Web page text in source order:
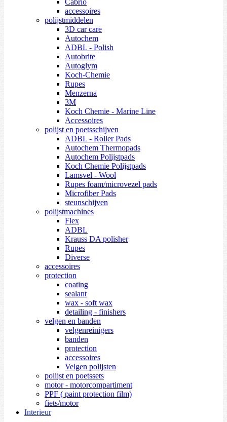
accessoires
polijstmiddelen
3D car care
Autochem
ADBL - Polish
Autobrite
Autoglym
Koch-Chemie
Rupes
Menzerna
3M
Koch Chemie - Marine Line
Accessoires
polijst en poetsschijven
ADBL - Roller Pads
Autochem Thermopads
Autochem Polijstpads
Koch Chemie Polijstpads
Lamsvel - Wool
Rupes foam/microvezel pads
Microfiber Pads
steunschijven
polijstmachines
Flex
ADBL
Krauss DA polisher
Rupes
Diverse
accessoires
protection
coating
sealant
wax - soft wax
detailing - finishers
velgen en banden
velgenreinigers
banden
protection
accessoires
Velgen polijsten
polijst en poetssets
motor - motorcompartiment
PPF ( paint protection film)
fiets/motor
Interieur